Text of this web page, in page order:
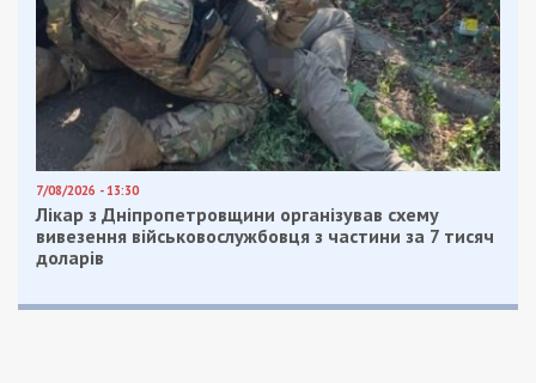
7/08/2026 - 13:30
Лікар з Дніпропетровщини організував схему
вивезення військовослужбовця з частини за 7 тисяч
доларів